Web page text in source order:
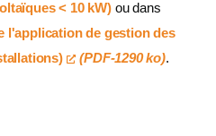
< 10 kW) ou dans
l'application de gestion des
(PDF-1290 ko).